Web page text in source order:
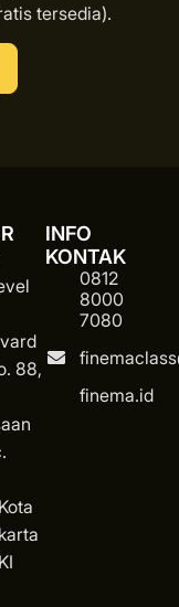
tersedia).
88,
INFO
KONTAK
0812
8000
7080
finema.id